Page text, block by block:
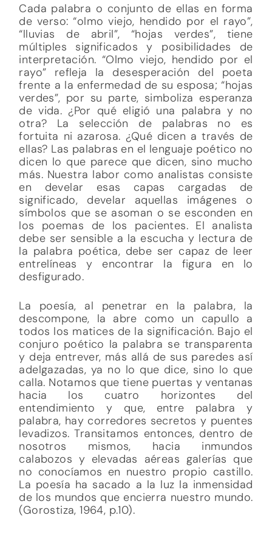
Cada palabra o conjunto de ellas en forma
de verso: “olmo viejo, hendido por el rayo”,
“lluvias de abril”, “hojas verdes”, tiene
múltiples significados y posibilidades de
interpretación. “Olmo viejo, hendido por el
rayo” refleja la desesperación del poeta
frente a la enfermedad de su esposa; “hojas
verdes”, por su parte, simboliza esperanza
de vida. ¿Por qué eligió una palabra y no
otra? La selección de palabras no es
fortuita ni azarosa. ¿Qué dicen a través de
ellas? Las palabras en el lenguaje poético no
dicen lo que parece que dicen, sino mucho
más. Nuestra labor como analistas consiste
en develar esas capas cargadas de
significado, develar aquellas imágenes o
símbolos que se asoman o se esconden en
los poemas de los pacientes. El analista
debe ser sensible a la escucha y lectura de
la palabra poética, debe ser capaz de leer
entrelíneas y encontrar la figura en lo
desfigurado.
La poesía, al penetrar en la palabra, la
descompone, la abre como un capullo a
todos los matices de la significación. Bajo el
conjuro poético la palabra se transparenta
y deja entrever, más allá de sus paredes así
adelgazadas, ya no lo que dice, sino lo que
calla. Notamos que tiene puertas y ventanas
hacia los cuatro horizontes del
entendimiento y que, entre palabra y
palabra, hay corredores secretos y puentes
levadizos. Transitamos entonces, dentro de
nosotros mismos, hacia inmundos
calabozos y elevadas aéreas galerías que
no conocíamos en nuestro propio castillo.
La poesía ha sacado a la luz la inmensidad
de los mundos que encierra nuestro mundo.
(Gorostiza, 1964, p.10).